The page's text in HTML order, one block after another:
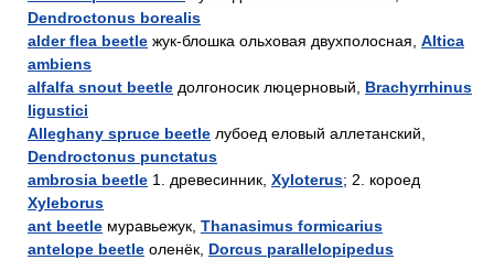
Dendroctonus borealis
alder flea beetle жук-блошка ольховая двухполосная, Altica
ambiens
alfalfa snout beetle долгоносик люцерновый, Brachyrrhinus
ligustici
Alleghany spruce beetle лубоед еловый аллетанский,
Dendroctonus punctatus
ambrosia beetle 1. древесинник, Xyloterus; 2. короед
Xyleborus
ant beetle муравьежук, Thanasimus formicarius
antelope beetle оленёк, Dorcus parallelopipedus